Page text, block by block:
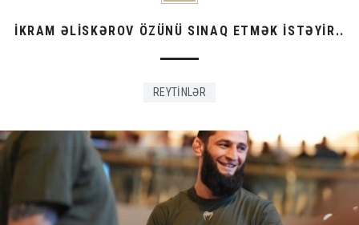
İKRAM ƏLİSKƏROV ÖZÜNÜ SINAQ ETMƏK İSTƏYİR..
REYTİNLƏR